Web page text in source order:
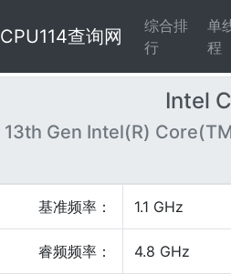
CPU114查询网
综合排
行
单
程
Intel
13th Gen Intel(R)
基准频率： 1.1 GHz
睿频频率： 4.8 GHz